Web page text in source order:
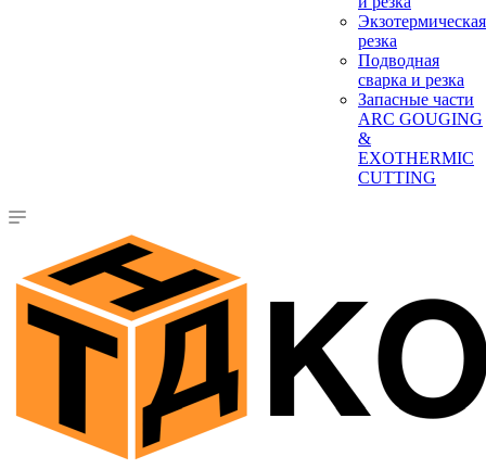
Экзотермическая
резка
Подводная
сварка и резка
Запасные части
ARC GOUGING
&
EXOTHERMIC
CUTTING